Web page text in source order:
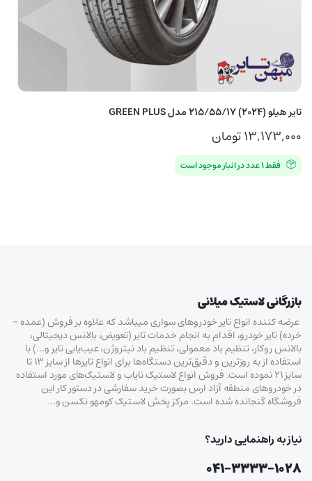
تایر هیلو (2024) 215/55/17 مدل GREEN PLUS
۱۳,۱۷۳,۰۰۰تومان
فقط ۱ عدد در انبار موجود است
بازرگانی لاستیک میلانی
عرضه کننده انواع تایر خودروهای سواری میباشد که علاوه بر فروش (عمده –
خرده‌) تایر خودرو، اقدام به انجام خدمات تایر (تعویض، بالانس دیجیتالی،
بالانس روکار، تنظیم باد معمولی، تنظیم باد نیتروژن، عیب‌یابی تایر و…) با
استفاده از به روزترین و دقیق‌ترین دستگاه‌ها برای انواع تایرها از سایز ۱۳ تا
سایز ۲۱ نموده است. فروش انواع لاستیک‌ نایاب و لاستیک‌های مورد استفاده
در خودروهای منطقه آزاد ارس بصورت خرید سفارشی در دستور کار این
فروشگاه گنجانده شده است. مرکز پخش لاستیک کومهو نکسن و…
نیاز به راهنمایی دارید؟
۰۴۱-۳۳۳۳-۱۰۲۸